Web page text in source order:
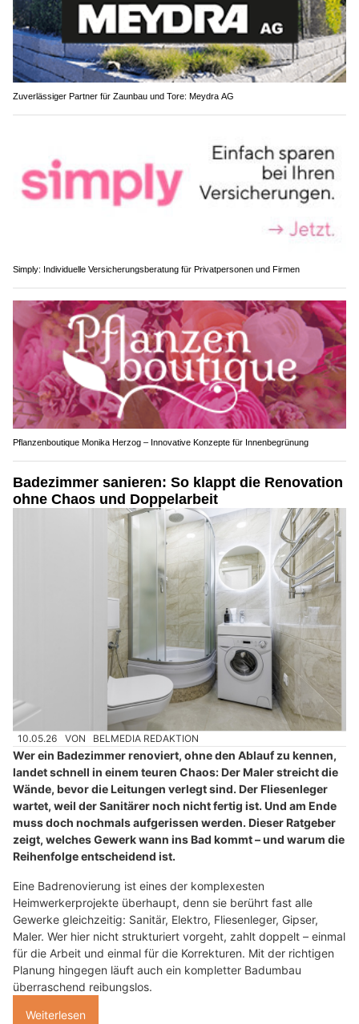
Zuverlässiger Partner für Zaunbau und Tore: Meydra AG
Simply: Individuelle Versicherungsberatung für Privatpersonen und Firmen
Pflanzenboutique Monika Herzog – Innovative Konzepte für Innenbegrünung
Badezimmer sanieren: So klappt die Renovation
ohne Chaos und Doppelarbeit
10.05.26 VON BELMEDIA REDAKTION
Wer ein Badezimmer renoviert, ohne den Ablauf zu kennen,
landet schnell in einem teuren Chaos: Der Maler streicht die
Wände, bevor die Leitungen verlegt sind. Der Fliesenleger
wartet, weil der Sanitärer noch nicht fertig ist. Und am Ende
muss doch nochmals aufgerissen werden. Dieser Ratgeber
zeigt, welches Gewerk wann ins Bad kommt – und warum die
Reihenfolge entscheidend ist.
Eine Badrenovierung ist eines der komplexesten
Heimwerkerprojekte überhaupt, denn sie berührt fast alle
Gewerke gleichzeitig: Sanitär, Elektro, Fliesenleger, Gipser,
Maler. Wer hier nicht strukturiert vorgeht, zahlt doppelt – einmal
für die Arbeit und einmal für die Korrekturen. Mit der richtigen
Planung hingegen läuft auch ein kompletter Badumbau
überraschend reibungslos.
Weiterlesen